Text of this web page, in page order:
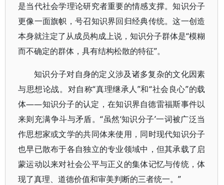
是当代社会学理论研究者重要的情感支撑。知识分子
更像一面旗帜，号召知识界回归经典传统。这一创造
本身就注定了从成员构成上说，知识分子群体是“模糊
而不确定的群体，具有结构松散的特征”。
知识分子对自身的定义涉及诸多复杂的文化因素
与思想论战。对自称“真理继承人”和“社会良心”的载
体——知识分子的认定，在知识界自德雷福斯事件以
来则充满争斗与矛盾。“虽然‘知识分子’一词被广泛当
作思想家或文学的共同体来使用，同时现代知识分子
也早已散布于各自独立的专业领域中，但其承载了启
蒙运动以来对社会公平与正义的集体记忆与传统，体
现了真理、道德价值和审美判断的三者统一。”